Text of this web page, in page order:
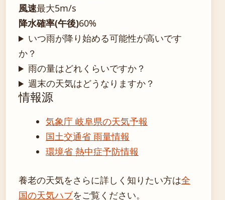
風速最大5m/s
降水確率(午後)60%
いつ雨が降り始める可能性が高いです
か？
雨の量はどれくらいですか？
週末の天気はどうなりますか？
情報源
気象庁 岐阜県の天気予報
国土交通省 雨量情報
環境省 熱中症予防情報
養老の天気をさらに詳しく知りたい方は全
国の天気ハブをご覧ください。